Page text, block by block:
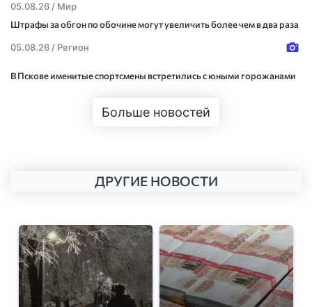
05.08.26 / Мир
Штрафы за обгон по обочине могут увеличить более чем в два раза
05.08.26 / Регион
В Пскове именитые спортсмены встретились с юными горожанами
Больше новостей
ДРУГИЕ НОВОСТИ